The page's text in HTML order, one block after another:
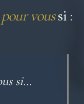
voussi :
si...